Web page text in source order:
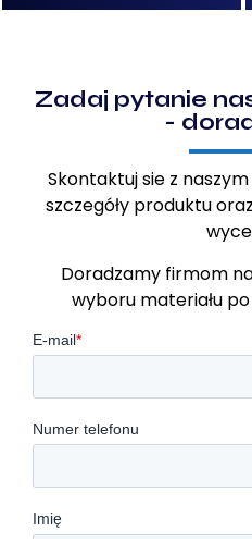
Zadaj pytanie
-
Skontaktuj sie z
szczegóły produktu
Doradzamy firmom
wyboru materiału